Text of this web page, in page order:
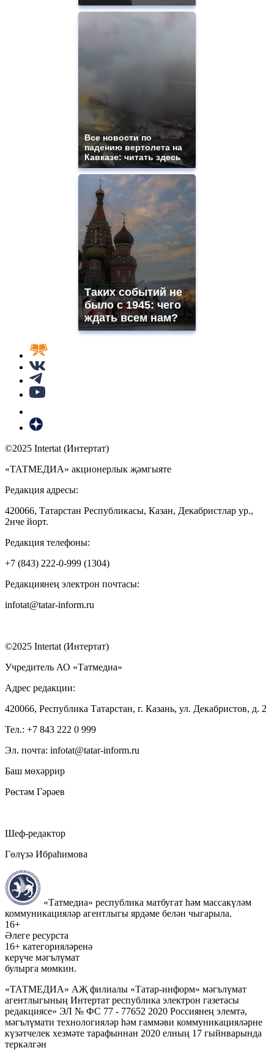
Все новости по
падению вертолета на
Кавказе: читать здесь
Таких событий не
было с 1945: чего
ждать всем нам?
©2025 Intertat (Интертат)
«ТАТМЕДИА» акционерлык җәмгыяте
Редакция адресы:
420066, Татарстан Республикасы, Казан, Декабристлар ур.,
2нче йорт.
Редакция телефоны:
+7 (843) 222-0-999 (1304)
Редакциянең электрон почтасы:
infotat@tatar-inform.ru
©2025 Intertat (Интертат)
Учредитель АО «Татмедиа»
Адрес редакции:
420066, Республика Татарстан, г. Казань, ул. Декабристов, д. 2
Тел.: +7 843 222 0 999
Эл. почта: infotat@tatar-inform.ru
Баш мөхәррир
Рөстәм Гәрәев
Шеф-редактор
Гөлүзә Ибраһимова
«Татмедиа» республика матбугат һәм массакүләм
коммуникацияләр агентлыгы ярдәме белән чыгарыла.
16+
Әлеге ресурста
16+ категорияләренә
керүче мәгълүмат
булырга мөмкин.
«ТАТМЕДИА» АҖ филиалы «Татар-информ» мәгълүмат
агентлыгының Интертат республика электрон газетасы
редакциясе» ЭЛ № ФС 77 - 77652 2020 Россиянең элемтә,
мәгълүмати технологияләр һәм гаммәви коммуникацияләрне
күзәтчелек хезмәте тарафыннан 2020 елның 17 гыйнварында
теркәлгән